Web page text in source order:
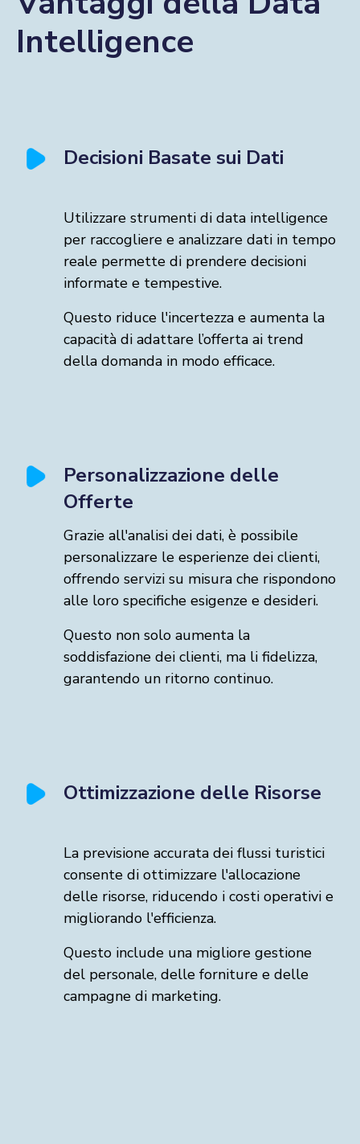
Intelligence
Decisioni Basate sui Dati
Utilizzare strumenti di data intelligence
per raccogliere e analizzare dati in tempo
reale permette di prendere decisioni
informate e tempestive.
Questo riduce l'incertezza e aumenta la
capacità di adattare l’offerta ai trend
della domanda in modo efficace.
Personalizzazione delle
Offerte
Grazie all'analisi dei dati, è possibile
personalizzare le esperienze dei clienti,
offrendo servizi su misura che rispondono
alle loro specifiche esigenze e desideri.
Questo non solo aumenta la
soddisfazione dei clienti, ma li fidelizza,
garantendo un ritorno continuo.
Ottimizzazione delle Risorse
La previsione accurata dei flussi turistici
consente di ottimizzare l'allocazione
delle risorse, riducendo i costi operativi e
migliorando l'efficienza.
Questo include una migliore gestione
del personale, delle forniture e delle
campagne di marketing.